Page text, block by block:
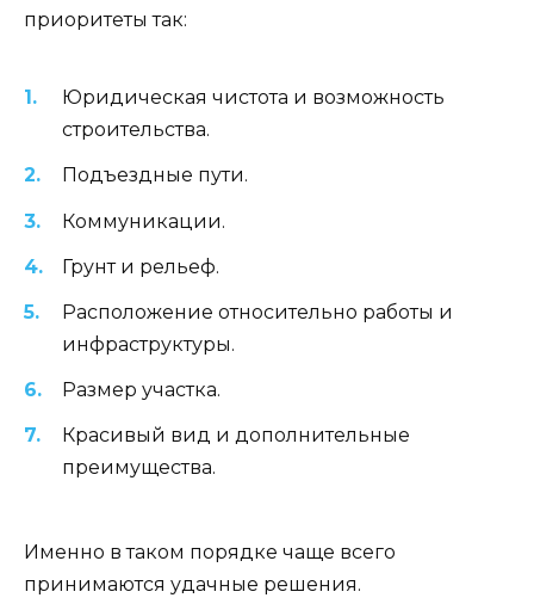
приоритеты так:
Юридическая чистота и возможность
строительства.
Подъездные пути.
Коммуникации.
Грунт и рельеф.
Расположение относительно работы и
инфраструктуры.
Размер участка.
Красивый вид и дополнительные
преимущества.
Именно в таком порядке чаще всего
принимаются удачные решения.